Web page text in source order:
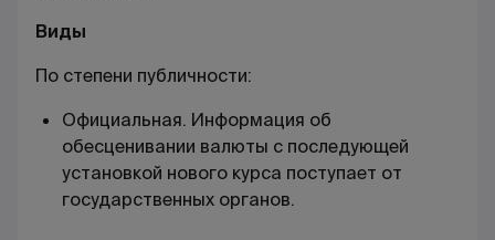
Виды
По степени публичности:
Официальная. Информация об
обесценивании валюты с последующей
установкой нового курса поступает от
государственных органов.